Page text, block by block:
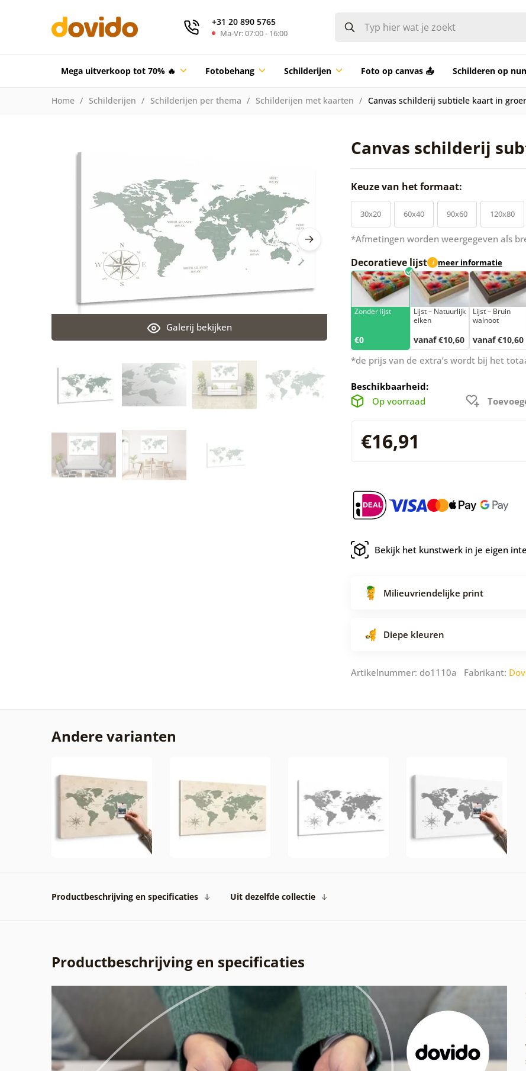
+31 20 890 5765
Ma-Vr: 07:00 - 16:00
Mega uitverkoop tot 70% 🔥 Fotobehang Schilderijen Foto op canvas 📤 Schilderen op
Home Schilderijen Schilderijen per thema Schilderijen met kaarten Canvas schilderij subtiele kaart in
Canvas schilderij
Galerij bekijken
Keuze van het formaat:
30x20 60x40 90x60 120x80
*Afmetingen worden weergegeven als
Decoratieve lijst i meer informatie
Zonder lijst
€0
Lijst – Natuurlijk
eiken
vanaf €10,60
Lijst – Bruin
walnoot
vanaf €10,60
*de prijs van de extra’s wordt bij het
Beschikbaarheid:
Op voorraad
€16,91
Bekijk het kunstwerk in je eigen
Milieuvriendelijke print
Diepe kleuren
Artikelnummer: do1110a Fabrikant:
Andere varianten
Productbeschrijving en specificaties Uit dezelfde collectie
Productbeschrijving en specificaties